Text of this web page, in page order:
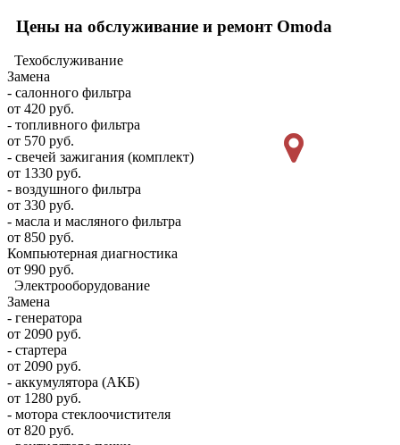
Цены на обслуживание и ремонт Omoda
Техобслуживание
Замена
- салонного фильтра
от 420 руб.
- топливного фильтра
от 570 руб.
- свечей зажигания (комплект)
от 1330 руб.
- воздушного фильтра
от 330 руб.
- масла и масляного фильтра
от 850 руб.
Компьютерная диагностика
от 990 руб.
Электрооборудование
Замена
- генератора
от 2090 руб.
- стартера
от 2090 руб.
- аккумулятора (АКБ)
от 1280 руб.
- мотора стеклоочистителя
от 820 руб.